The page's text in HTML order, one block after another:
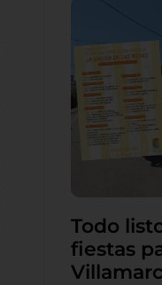
Todo
fiestas